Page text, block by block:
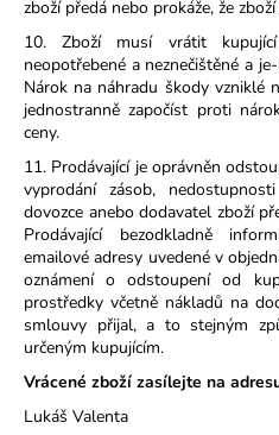
zboží předá nebo prokáže, že
10. Zboží musí vrátit kupující
neopotřebené a neznečištěné a
Nárok na náhradu škody vzniklé
jednostranně započíst proti
ceny.
11. Prodávající je oprávněn
vyprodání zásob,
dovozce anebo dodavatel zboží
Prodávající bezodkladně
emailové adresy uvedené v
oznámení o odstoupení od
prostředky včetně nákladů na
smlouvy přijal, a to stejným
určeným kupujícím.
Vrácené zboží zasílejte na
Lukáš Valenta